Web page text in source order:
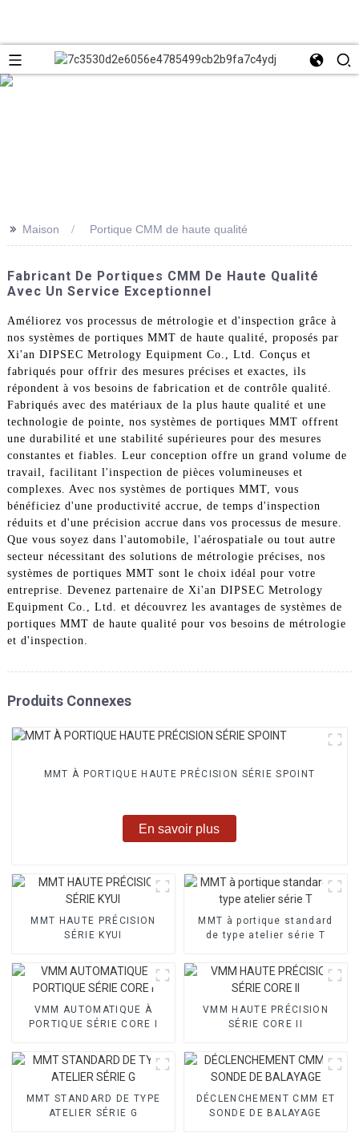
>> Maison Portique CMM de haute qualité
Fabricant De Portiques CMM De Haute Qualité
Avec Un Service Exceptionnel
Améliorez vos processus de métrologie et d'inspection grâce à
nos systèmes de portiques MMT de haute qualité, proposés par
Xi'an DIPSEC Metrology Equipment Co., Ltd. Conçus et
fabriqués pour offrir des mesures précises et exactes, ils
répondent à vos besoins de fabrication et de contrôle qualité.
Fabriqués avec des matériaux de la plus haute qualité et une
technologie de pointe, nos systèmes de portiques MMT offrent
une durabilité et une stabilité supérieures pour des mesures
constantes et fiables. Leur conception offre un grand volume de
travail, facilitant l'inspection de pièces volumineuses et
complexes. Avec nos systèmes de portiques MMT, vous
bénéficiez d'une productivité accrue, de temps d'inspection
réduits et d'une précision accrue dans vos processus de mesure.
Que vous soyez dans l'automobile, l'aérospatiale ou tout autre
secteur nécessitant des solutions de métrologie précises, nos
systèmes de portiques MMT sont le choix idéal pour votre
entreprise. Devenez partenaire de Xi'an DIPSEC Metrology
Equipment Co., Ltd. et découvrez les avantages de systèmes de
portiques MMT de haute qualité pour vos besoins de métrologie
et d'inspection.
Produits Connexes
MMT À PORTIQUE HAUTE PRÉCISION SÉRIE SPOINT
En savoir plus
MMT HAUTE PRÉCISION
SÉRIE KYUI
MMT à portique standard
de type atelier série T
VMM AUTOMATIQUE À
PORTIQUE SÉRIE CORE I
VMM HAUTE PRÉCISION
SÉRIE CORE II
MMT STANDARD DE TYPE
ATELIER SÉRIE G
DÉCLENCHEMENT CMM ET
SONDE DE BALAYAGE